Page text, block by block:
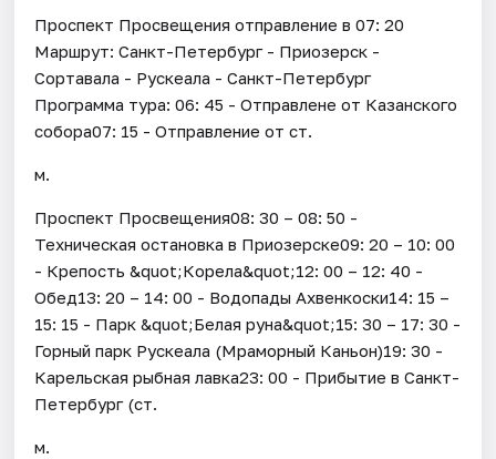
Проспект Просвещения отправление в 07: 20
Маршрут: Санкт-Петербург - Приозерск -
Сортавала - Рускеала - Санкт-Петербург
Программа тура: 06: 45 - Отправлене от Казанского
собора07: 15 - Отправление от ст.
м.
Проспект Просвещения08: 30 – 08: 50 -
Техническая остановка в Приозерске09: 20 – 10: 00
- Крепость &quot;Корела&quot;12: 00 – 12: 40 -
Обед13: 20 – 14: 00 - Водопады Ахвенкоски14: 15 –
15: 15 - Парк &quot;Белая руна&quot;15: 30 – 17: 30 -
Горный парк Рускеала (Мраморный Каньон)19: 30 -
Карельская рыбная лавка23: 00 - Прибытие в Санкт-
Петербург (ст.
м.